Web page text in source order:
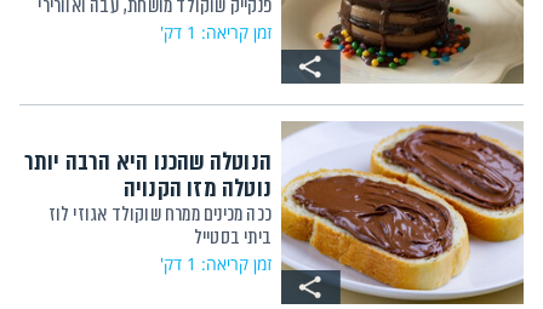
זמן קריאה: 1 דק'
הנוטלה שהכנו היא הרבה יותר
נוטלה מזו הקנויה
ככה מכינים ממרח שוקולד אגוזי לוז
ביתי בסטייל
זמן קריאה: 1 דק'